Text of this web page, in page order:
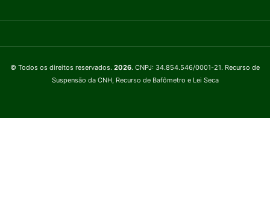
© Todos os direitos reservados. 2026. CNPJ: 34.854.546/0001-21. Recurso de
Suspensão da CNH, Recurso de Bafômetro e Lei Seca